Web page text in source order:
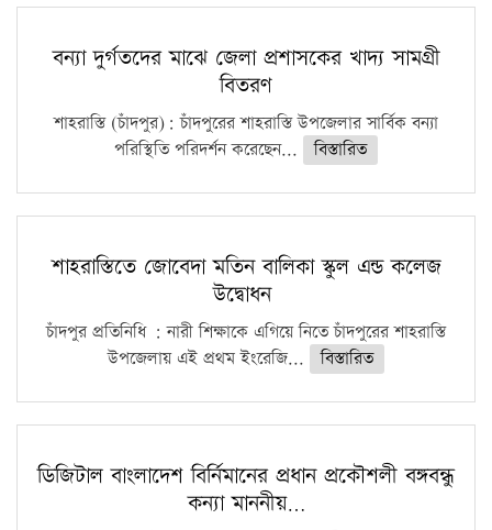
বন্যা দুর্গতদের মাঝে জেলা প্রশাসকের খাদ্য সামগ্রী
বিতরণ
শাহরাস্তি (চাঁদপুর): চাঁদপুরের শাহরাস্তি উপজেলার সার্বিক বন্যা
পরিস্থিতি পরিদর্শন করেছেন...
বিস্তারিত
শাহরাস্তিতে জোবেদা মতিন বালিকা স্কুল এন্ড কলেজ
উদ্বোধন
চাঁদপুর প্রতিনিধি : নারী শিক্ষাকে এগিয়ে নিতে চাঁদপুরের শাহরাস্তি
উপজেলায় এই প্রথম ইংরেজি...
বিস্তারিত
ডিজিটাল বাংলাদেশ বির্নিমানের প্রধান প্রকৌশলী বঙ্গবন্ধু
কন্যা মাননীয়…